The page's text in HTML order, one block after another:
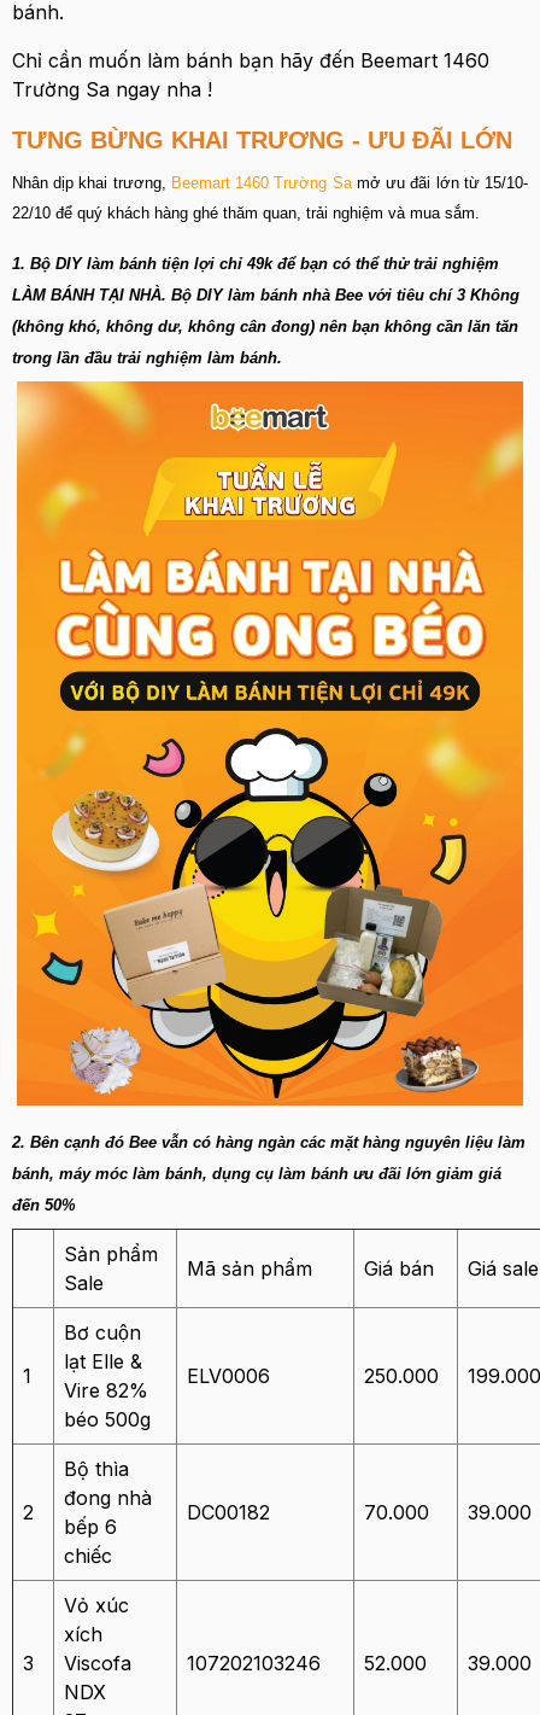
bánh.
Chỉ cần muốn làm bánh bạn hãy đến Beemart 1460
Trường Sa ngay nha !
TƯNG BỪNG KHAI TRƯƠNG - ƯU ĐÃI LỚN
Nhân dịp khai trương, Beemart 1460 Trường Sa mở ưu đãi lớn từ 15/10-
22/10 để quý khách hàng ghé thăm quan, trải nghiệm và mua sắm.
1. Bộ DIY làm bánh tiện lợi chỉ 49k để bạn có thể thử trải nghiệm
LÀM BÁNH TẠI NHÀ. Bộ DIY làm bánh nhà Bee với tiêu chí 3 Không
(không khó, không dư, không cân đong) nên bạn không cần lăn tăn
trong lần đầu trải nghiệm làm bánh.
2. Bên cạnh đó Bee vẫn có hàng ngàn các mặt hàng nguyên liệu làm
bánh, máy móc làm bánh, dụng cụ làm bánh ưu đãi lớn giảm giá
đến 50%
Sản phẩm
Sale
Mã sản phẩm Giá bán Giá sale
1
Bơ cuộn
lạt Elle &
Vire 82%
béo 500g
ELV0006 250.000 199.000
2
Bộ thìa
đong nhà
bếp 6
chiếc
DC00182 70.000 39.000
3
Vỏ xúc
xích
Viscofa
NDX
107202103246 52.000 39.000